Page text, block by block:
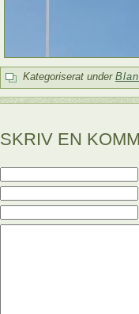
Kategoriserat under
SKRIV EN